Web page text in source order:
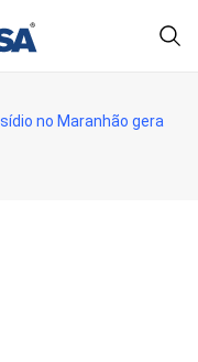
no Maranhão gera